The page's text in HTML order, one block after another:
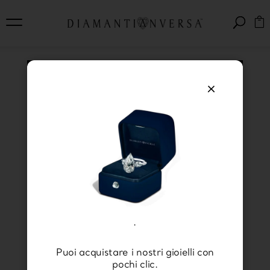
Anello Solitario
Diamante: il Gioiello
Creato per te
anello solitario con diamanteè, per noi
Diamanti Anversa, il gioiello di punta,
Puoi acquistare i nostri gioielli con
pochi clic.
×
.